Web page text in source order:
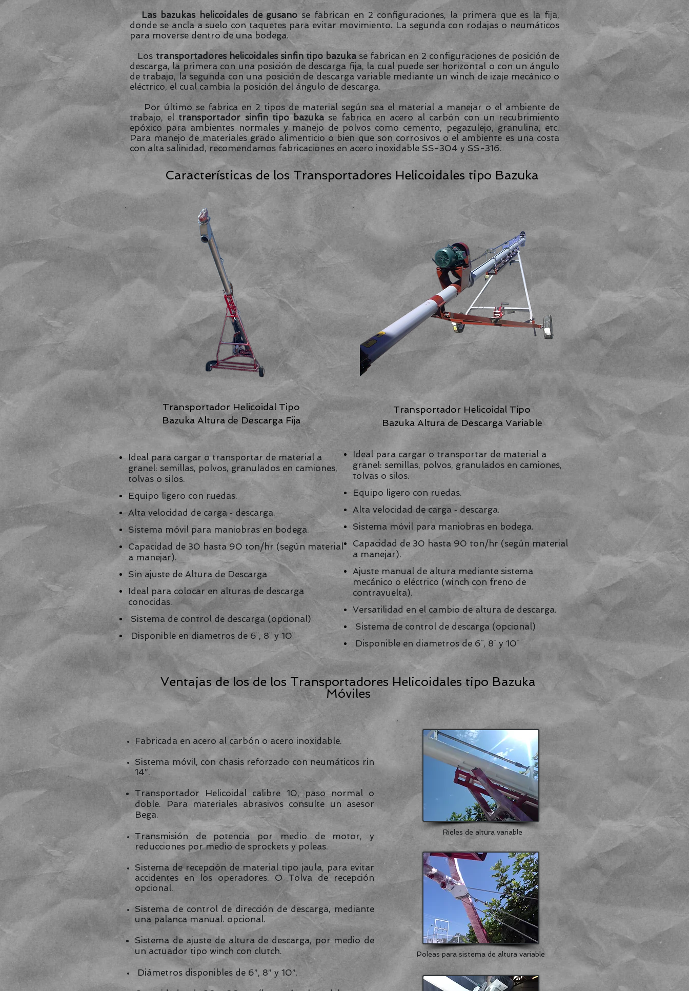
Las bazukas helicoidales de gusano se fabrican en 2 configuraciones, la primera que es la fija,
donde se ancla a suelo con taquetes para evitar movimiento. La segunda con rodajas o neumáticos
para moverse dentro de una bodega.
Los transportadores helicoidales sinfin tipo bazukase fabrican en 2 configuraciones de posición de
descarga, la primera con una posición de descarga fija, la cual puede ser horizontal o con un ángulo
de trabajo, la segunda con una posición de descarga variable mediante un winch de izaje mecánico o
eléctrico, el cual cambia la posición del ángulo de descarga.
Por último se fabrica en 2 tipos de material según sea el material a manejar o el ambiente de
trabajo, el transportador sinfin tipo bazuka se fabrica en acero al carbón con un recubrimiento
epóxico para ambientes normales y manejo de polvos como cemento, pegazulejo, granulina, etc.
Para manejo de materiales grado alimenticio o bien que son corrosivos o el ambiente es una costa
con alta salinidad, recomendamos fabricaciones en acero inoxidable SS-304 y SS-316.
Características de los Transportadores Helicoidales tipo Bazuka
Transportador Helicoidal Tipo
Bazuka Altura de Descarga Fija
Ideal para cargar o transportar de material a
granel: semillas, polvos, granulados en camiones,
tolvas o silos.
Equipo ligero con ruedas.
Alta velocidad de carga ‐ descarga.
Sistema móvil para maniobras en bodega.
Capacidad de 30 hasta 90 ton/hr (según material
a manejar).
Sin ajuste de Altura de Descarga
Ideal para colocar en alturas de descarga
conocidas.
Sistema de control de descarga (opcional)
Disponible en diametros de 6¨, 8¨ y 10¨
Transportador Helicoidal Tipo
Bazuka Altura de Descarga Variable
Ideal para cargar o transportar de material a
granel: semillas, polvos, granulados en camiones,
tolvas o silos.
Equipo ligero con ruedas.
Alta velocidad de carga ‐ descarga.
Sistema móvil para maniobras en bodega.
Capacidad de 30 hasta 90 ton/hr (según material
a manejar).
Ajuste manual de altura mediante sistema
mecánico o eléctrico (winch con freno de
contravuelta).
Versatilidad en el cambio de altura de descarga.
Sistema de control de descarga (opcional)
Disponible en diametros de 6¨, 8¨ y 10¨
Ventajas de los de los Transportadores Helicoidales tipo Bazuka
Móviles
Fabricada en acero al carbón o acero inoxidable.
Sistema móvil, con chasis reforzado con neumáticos rin
14”.
Transportador Helicoidal calibre 10, paso normal o
doble. Para materiales abrasivos consulte un asesor
Bega.
Transmisión de potencia por medio de motor, y
reducciones por medio de sprockets y poleas.
Sistema de recepción de material tipo jaula, para evitar
accidentes en los operadores. O Tolva de recepción
opcional.
Sistema de control de dirección de descarga, mediante
una palanca manual. opcional.
Sistema de ajuste de altura de descarga, por medio de
un actuador tipo winch con clutch.
Diámetros disponibles de 6”, 8” y 10”.
Rieles de altura variable
Poleas para sistema de altura variable